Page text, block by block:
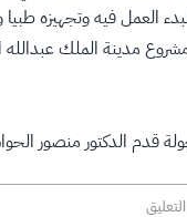
العمل فيه وتجهيزه
مشروع مدينة الملك
قدم الدكتور منصور